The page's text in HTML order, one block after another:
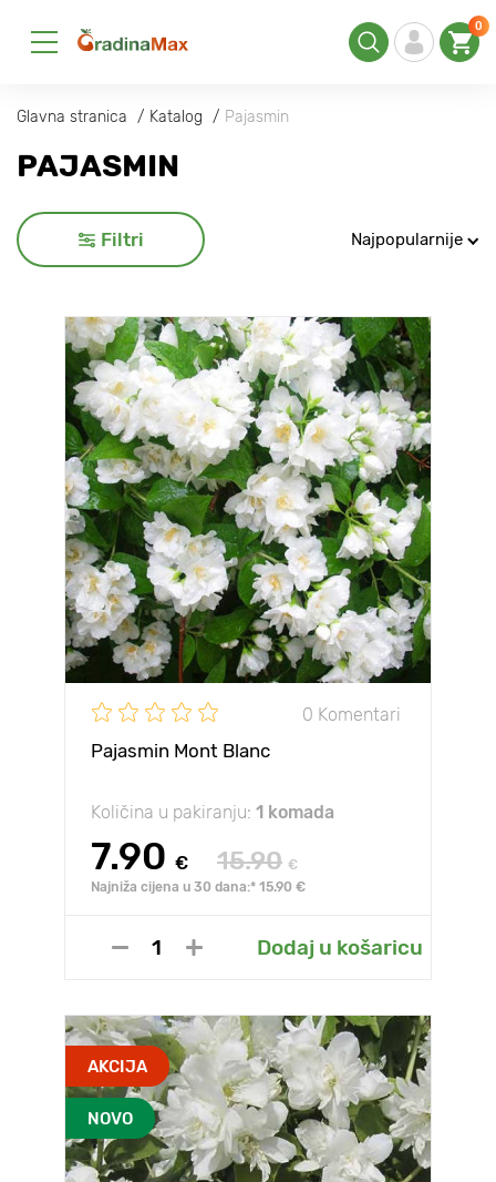
0
Glavna stranica Katalog Pajasmin
PAJASMIN
Filtri Najpopularnije
0 Komentari
Pajasmin Mont Blanc
Količina u pakiranju: 1 komada
7.90 € 15.90 €
Najniža cijena u 30 dana:* 15.90 €
Dodaj u košaricu
AKCIJA
NOVO